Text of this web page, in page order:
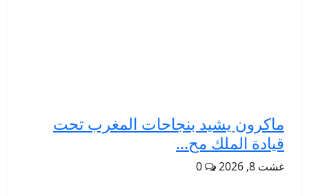
ماكرون يشيد بنجاحات المغرب تحت
قيادة الملك مح...
غشت 8, 2026 0